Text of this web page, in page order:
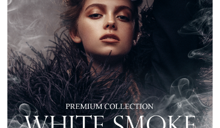
Entire Collection
(1783 Overlays)
Large 6000*4000px
Ingyenes letöltés